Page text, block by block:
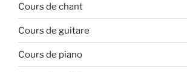
Cours de chant
Cours de guitare
Cours de piano